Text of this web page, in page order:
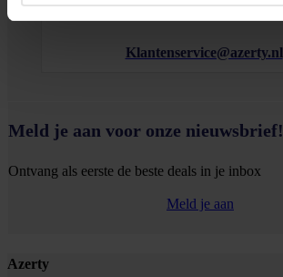
Klantenservice@azerty.nl
Meld je aan voor onze nieuwsbrief!
Ontvang als eerste de beste deals in je inbox
Meld je aan
Footer
Azerty